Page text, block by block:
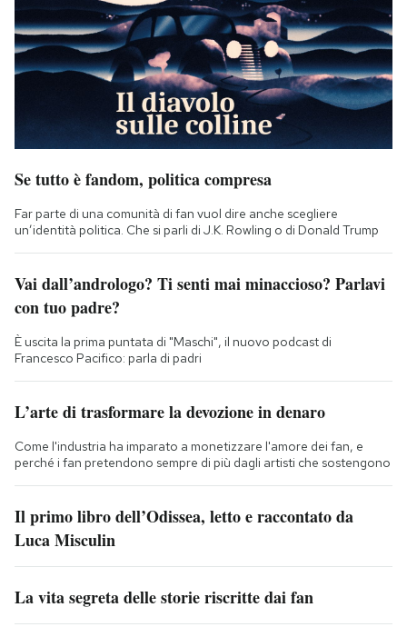
Se tutto è fandom, politica compresa
Far parte di una comunità di fan vuol dire anche scegliere
un’identità politica. Che si parli di J.K. Rowling o di Donald Trump
Vai dall’andrologo? Ti senti mai minaccioso? Parlavi
con tuo padre?
È uscita la prima puntata di "Maschi", il nuovo podcast di
Francesco Pacifico: parla di padri
L’arte di trasformare la devozione in denaro
Come l'industria ha imparato a monetizzare l'amore dei fan, e
perché i fan pretendono sempre di più dagli artisti che sostengono
Il primo libro dell’Odissea, letto e raccontato da
Luca Misculin
La vita segreta delle storie riscritte dai fan